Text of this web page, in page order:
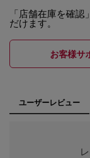
「店舗在庫を確
だけます。
お客様サ
ユーザーレビュー